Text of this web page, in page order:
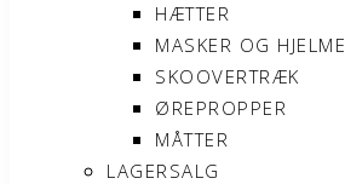
HÆTTER
MASKER OG HJELME
SKOOVERTRÆK
ØREPROPPER
MÅTTER
LAGERSALG